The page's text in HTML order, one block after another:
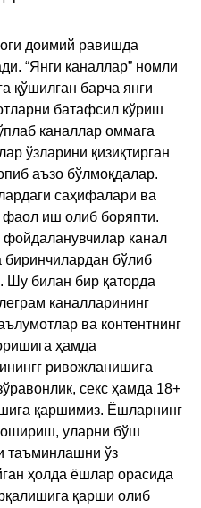
доимий равишда
“Янги каналлар” номли
қўшилган барча янги
батафсил кўриш
каналлар оммага
ўзларини қизиқтирган
аъзо бўлмоқдалар.
саҳифалари ва
фаол иш олиб боряпти.
фойдаланувчилар канал
биринчилардан бўлиб
Шу билан бир қаторда
каналларининг
ва контентнинг
ҳамда
ривожланишига
секс ҳамда 18+
қаршимиз. Ёшларнинг
уларни бўш
таъминлашни ўз
ҳолда ёшлар орасида
қарши олиб